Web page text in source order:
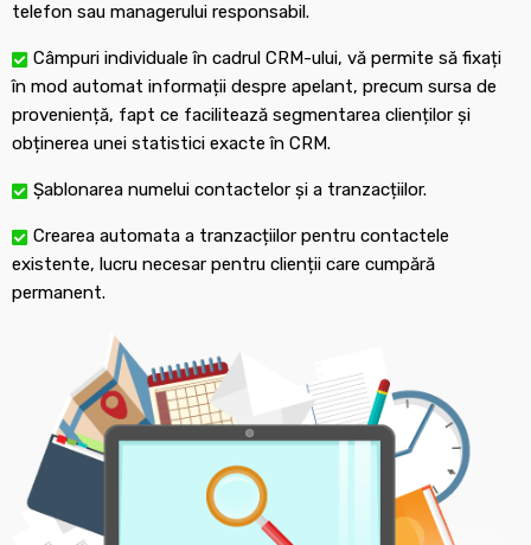
telefon sau managerului responsabil.
Câmpuri individuale în cadrul CRM-ului, vă permite să fixați
în mod automat informații despre apelant, precum sursa de
proveniență, fapt ce facilitează segmentarea clienților și
obținerea unei statistici exacte în CRM.
Șablonarea numelui contactelor și a tranzacțiilor.
Crearea automata a tranzacțiilor pentru contactele
existente, lucru necesar pentru clienții care cumpără
permanent.